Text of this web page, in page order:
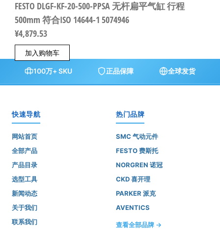
FESTO DLGF-KF-20-500-PPSA 无杆扁平气缸 行程
500mm 符合ISO 14644-1 5074946
¥4,879.53
加入购物车
100万+ SKU 正品保障 全球发货
快速导航
网站首页
全部产品
产品目录
选型工具
新闻动态
关于我们
联系我们
热门品牌
SMC 气动元件
FESTO 费斯托
NORGREN 诺冠
CKD 喜开理
PARKER 派克
AVENTICS
查看全部品牌 →